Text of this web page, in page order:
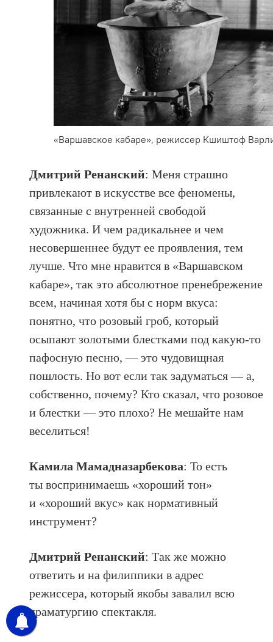
«Варшавское кабаре», режиссер Кшиштоф
Дмитрий Ренанский: Меня страшно
привлекают в искусстве все феномены,
связанные с внутренней свободой
художника. И чем радикальнее и чем
несовершеннее будут ее проявления, тем
лучше. Что мне нравится в «Варшавском
кабаре», так это абсолютное пренебрежение
всем, начиная хотя бы с норм вкуса:
понятно, что розовый гроб, который
осыпают золотыми блестками под какую-то
пафосную песню, — это чудовищная
пошлость. Но вот если так задуматься — а,
собственно, почему? Кто сказал, что розовое
и блестки — это плохо? Не мешайте нам
веселиться!
Камила Мамадназарбекова: То есть
ты воспринимаешь «хороший тон»
и «хороший вкус» как нормативный
инструмент?
Дмитрий Ренанский: Так же можно
ответить и на филиппики в адрес
режиссера, который якобы завалил всю
драматургию спектакля.